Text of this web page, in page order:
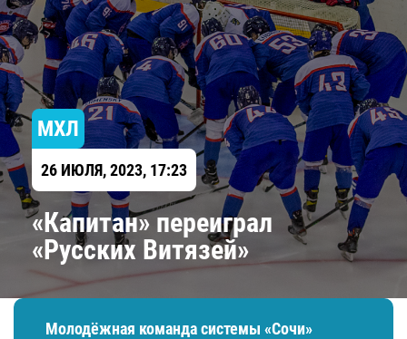
МХЛ
26 ИЮЛЯ, 2023, 17:23
«Капитан» переиграл
«Русских Витязей»
Молодёжная команда системы «Сочи»